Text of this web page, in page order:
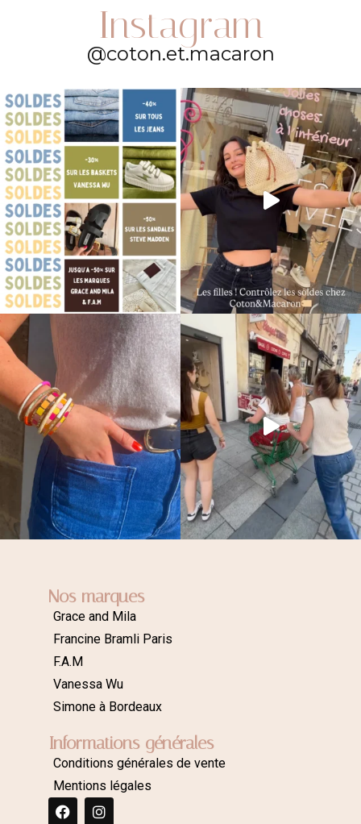
Instagram
@coton.et.macaron
Nos marques
Grace and Mila
Francine Bramli Paris
F.A.M
Vanessa Wu
Simone à Bordeaux
Informations générales
Conditions générales de vente
Mentions légales